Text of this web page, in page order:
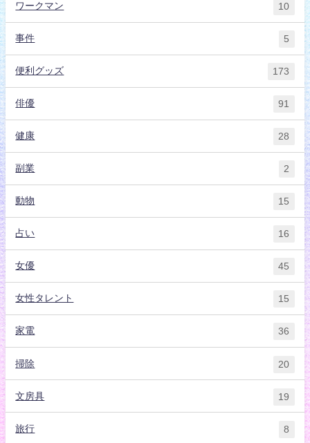
ワークマン 10
事件 5
便利グッズ 173
俳優 91
健康 28
副業 2
動物 15
占い 16
女優 45
女性タレント 15
家電 36
掃除 20
文房具 19
旅行 8